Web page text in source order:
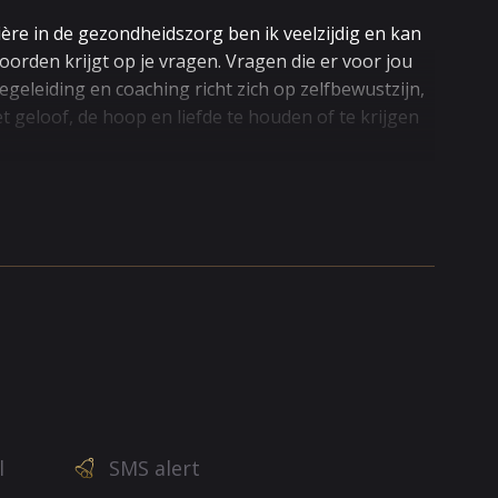
in de gezondheidszorg ben ik veelzijdig en kan
krijgt op je vragen. Vragen die er voor jou
en coaching richt zich op zelfbewustzijn,
geloof, de hoop en liefde te houden of te krijgen
altijd zijn wat jij wilt, wel wat je nodig hebt. Ik
in je leven, als het voor jou belangrijk
over familie, over werkrelaties. Soms
SMS alert